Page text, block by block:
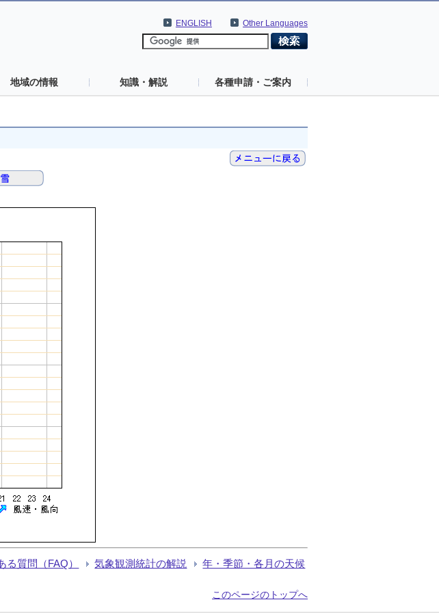
Other Languages
ENGLISH
地域の情報 知識・解説 各種申請・ご案内
る質問（FAQ） 気象観測統計の解説 年・季節・各月の天候
このページのトップへ